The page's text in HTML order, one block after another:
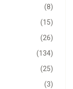
(8)
(15)
(26)
(134)
(25)
(3)